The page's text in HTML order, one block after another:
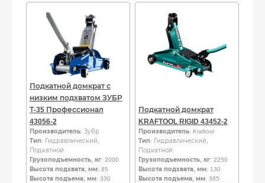
Подкатной домкрат с
низким подхватом ЗУБР
Т-35 Профессионал
43056-2
Производитель: Зубр
Тип: Гидравлический,
Подкатной
Грузоподъемность, кг: 2000
Высота подхвата, мм: 85
Высота подъема, мм: 330
Подкатной домкрат
KRAFTOOL RIGID 43452-2
Производитель: Kraftool
Тип: Гидравлический,
Подкатной
Грузоподъемность, кг: 2250
Высота подхвата, мм: 130
Высота подъема, мм: 385